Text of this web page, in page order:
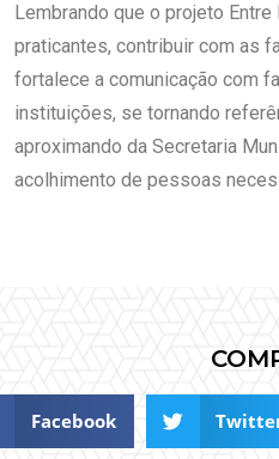
Lembrando que o projeto
praticantes, contribuir com as
fortalece a comunicação com
instituições, se tornando
aproximando da Secretaria
acolhimento de pessoas
Facebook